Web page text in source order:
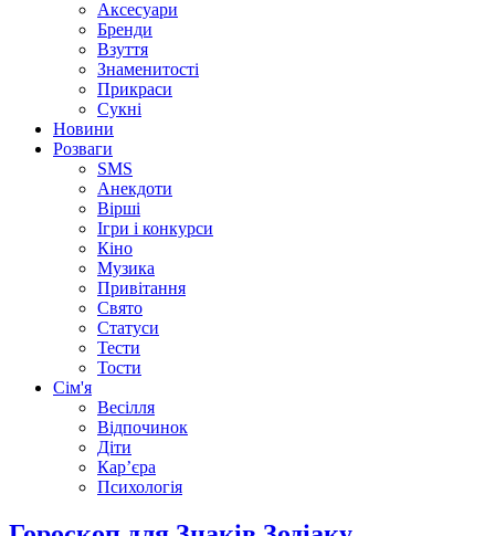
Аксесуари
Бренди
Взуття
Знаменитості
Прикраси
Сукні
Новини
Розваги
SMS
Анекдоти
Вірші
Ігри і конкурси
Кіно
Музика
Привітання
Свято
Статуси
Тести
Тости
Сім'я
Весілля
Відпочинок
Діти
Кар’єра
Психологія